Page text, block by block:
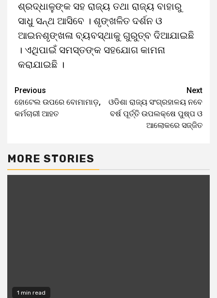
ଶ୍ରଦ୍ଧାଳୁଙ୍କ ସହ ରାଜ୍ୟ ତଥା ରାଜ୍ୟ ବାହାରୁ
ସାଧୁ ସନ୍ଥ ଆସିବେ । ଶୃଙ୍ଖଳିତ ଦର୍ଶନ ଓ
ଆଇନଶୃଙ୍ଖଳା ବ୍ୟବସ୍ଥାକୁ ଗୁରୁତ୍ବ ଦିଆଯାଇଛି
। ଏଥିପାଇଁ ସମସ୍ତଙ୍କ ସହଯୋଗ କାମନା
କରାଯାଇଛି ।
Previous
ହୋଟେଲ ଉପରେ ବୋମାମାଡ଼,
କର୍ମଚାରୀ ଆହତ
Next
ଓଡିଶା ରାଜ୍ୟ ସଂଗ୍ରହାଳୟ ନବେ
ବର୍ଷ ପୂର୍ତ୍ତି ଉପଲକ୍ଷେ ପୁଷ୍ପ ଓ
ଆଲୋକରେ ସଜ୍ଜିତ
MORE STORIES
1 min read